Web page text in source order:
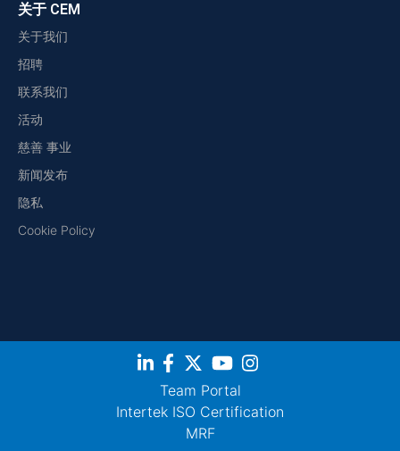
关于 CEM
关于我们
招聘
联系我们
活动
慈善 事业
新闻发布
隐私
Cookie Policy
Team Portal
Intertek ISO Certification
MRF